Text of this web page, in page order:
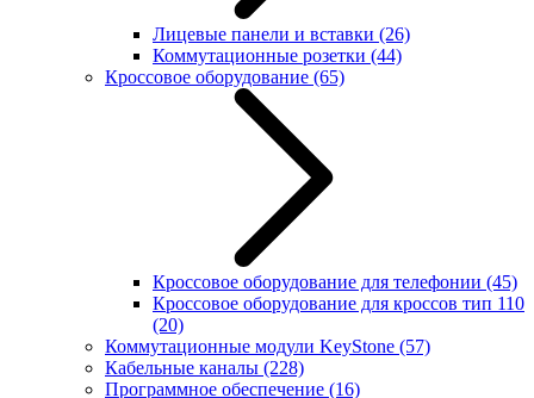
Лицевые панели и вставки (26)
Коммутационные розетки (44)
Кроссовое оборудование (65)
Кроссовое оборудование для телефонии (45)
Кроссовое оборудование для кроссов тип 110
(20)
Коммутационные модули KeyStone (57)
Кабельные каналы (228)
Программное обеспечение (16)